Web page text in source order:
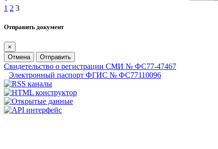
1 2 3
Отправить документ
×
Отмена
Отправить
Свидетельство о регистрации СМИ № ФС77-47467
Электронный паспорт ФГИС № ФС77110096